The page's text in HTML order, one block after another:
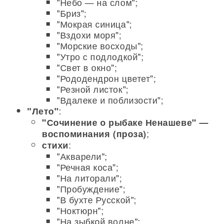
"Бриз";
"Мокрая синица";
"Вздохи моря";
"Морские восходы";
"Утро с подлодкой";
"Свет в окно";
"Рододендрон цветет";
"Резной листок";
"Вдалеке и поблизости";
"Лето":
"Сочинение о рыбаке Ненашеве" —
воспоминания (проза);
стихи:
"Акварели";
"Речная коса";
"На литорали";
"Пробуждение";
"В бухте Русской";
"Ноктюрн";
"На зыбкой волне";